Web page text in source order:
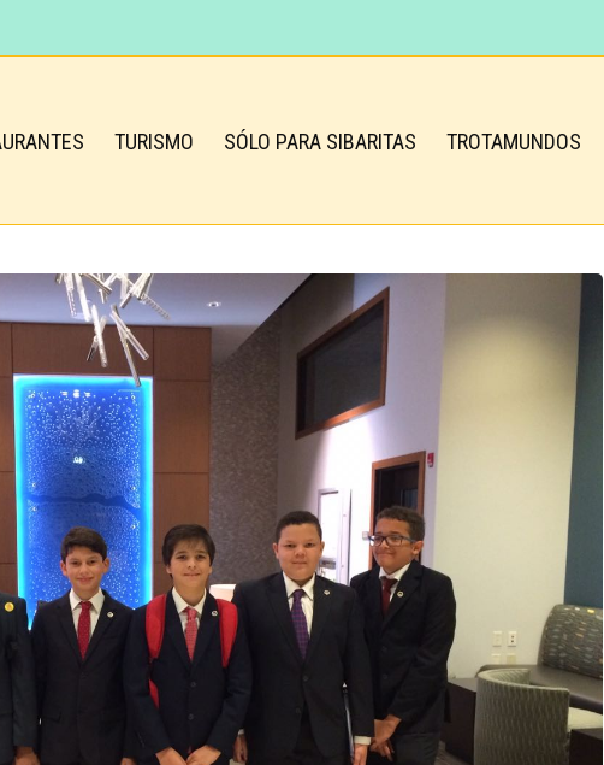
TURISMO SÓLO PARA SIBARITAS TROTAMUNDOS